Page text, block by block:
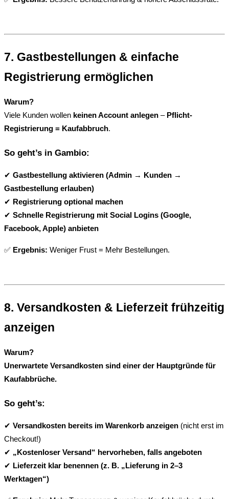
7. Gastbestellungen & einfache
Registrierung ermöglichen
Warum?
Viele Kunden wollen keinen Account anlegen – Pflicht-
Registrierung = Kaufabbruch.
So geht’s in Gambio:
✔ Gastbestellung aktivieren (Admin → Kunden →
Gastbestellung erlauben)
✔ Registrierung optional machen
✔ Schnelle Registrierung mit Social Logins (Google,
Facebook, Apple) anbieten
✅ Ergebnis: Weniger Frust = Mehr Bestellungen.
8. Versandkosten & Lieferzeit frühzeitig
anzeigen
Warum?
Unerwartete Versandkosten sind einer der Hauptgründe für
Kaufabbrüche.
So geht’s:
✔ Versandkosten bereits im Warenkorb anzeigen (nicht erst im
Checkout!)
✔ „Kostenloser Versand“ hervorheben, falls angeboten
✔ Lieferzeit klar benennen (z. B. „Lieferung in 2–3
Werktagen“)